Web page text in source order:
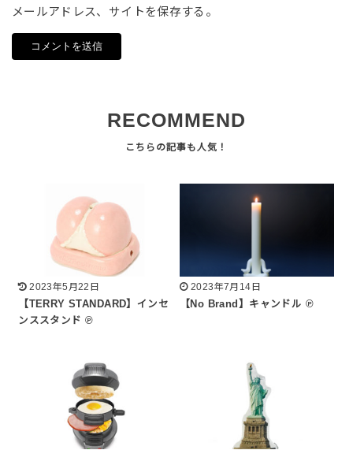
メールアドレス、サイトを保存する。
RECOMMEND
2023年5月22日
【TERRY STANDARD】インセ
ンススタンド ℗
2023年7月14日
【No Brand】キャンドル ℗